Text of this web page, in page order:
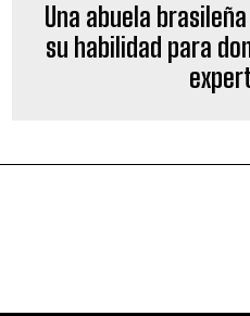
Una abuela
su habilidad para